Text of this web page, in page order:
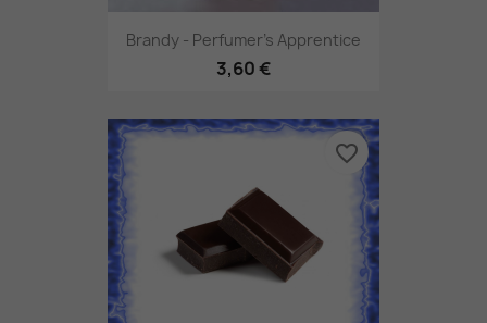
Brandy - Perfumer's Apprentice
3,60 €
favorite_border